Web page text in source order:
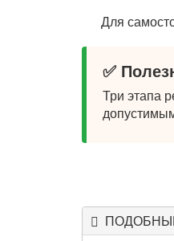
Для
✅
Три этапа